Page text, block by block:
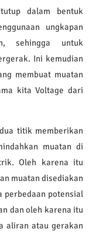
dalam bentuk
ungkapan
sehingga untuk
Ini kemudian
membuat muatan
kita Voltage dari
titik memberikan
muatan di
Oleh karena itu
muatan disediakan
perbedaan potensial
dan oleh karena itu
aliran atau gerakan